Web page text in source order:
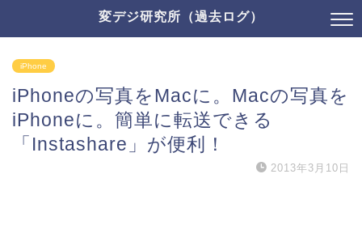
変デジ研究所（過去ログ）
iPhone
iPhoneの写真をMacに。Macの写真を
iPhoneに。簡単に転送できる
「Instashare」が便利！
2013年3月10日